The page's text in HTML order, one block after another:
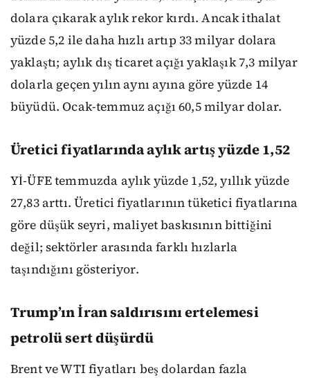
dolara çıkarak aylık rekor kırdı. Ancak ithalat
yüzde 5,2 ile daha hızlı artıp 33 milyar dolara
yaklaştı; aylık dış ticaret açığı yaklaşık 7,3 milyar
dolarla geçen yılın aynı ayına göre yüzde 14
büyüdü. Ocak-temmuz açığı 60,5 milyar dolar.
Üretici fiyatlarında aylık artış yüzde 1,52
Yİ-ÜFE temmuzda aylık yüzde 1,52, yıllık yüzde
27,83 arttı. Üretici fiyatlarının tüketici fiyatlarına
göre düşük seyri, maliyet baskısının bittiğini
değil; sektörler arasında farklı hızlarla
taşındığını gösteriyor.
Trump’ın İran saldırısını ertelemesi
petrolü sert düşürdü
Brent ve WTI fiyatları beş dolardan fazla